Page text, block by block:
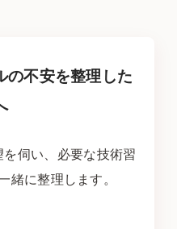
の不安を整理した
伺い、必要な技術習
緒に整理します。